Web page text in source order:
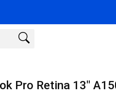
Pro Retina 13"